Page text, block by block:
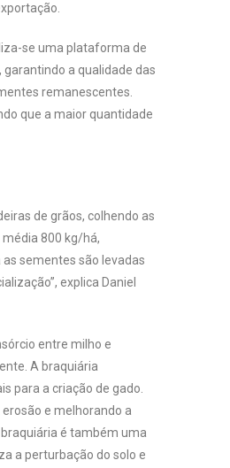
se uma plataforma de
a qualidade das
remanescentes.
que a maior quantidade
de grãos, colhendo as
800 kg/há,
sementes são levadas
explica Daniel
entre milho e
A braquiária
para a criação de gado.
e melhorando a
é também uma
a perturbação do solo e